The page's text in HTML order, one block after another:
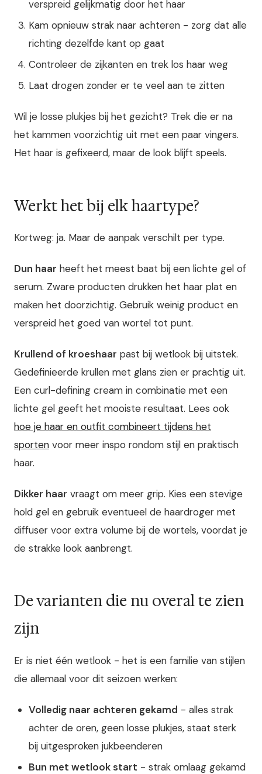
verspreid gelijkmatig door het haar
Kam opnieuw strak naar achteren - zorg dat alle
richting dezelfde kant op gaat
Controleer de zijkanten en trek los haar weg
Laat drogen zonder er te veel aan te zitten
Wil je losse plukjes bij het gezicht? Trek die er na
het kammen voorzichtig uit met een paar vingers.
Het haar is gefixeerd, maar de look blijft speels.
Werkt het bij elk haartype?
Kortweg: ja. Maar de aanpak verschilt per type.
Dun haar heeft het meest baat bij een lichte gel of
serum. Zware producten drukken het haar plat en
maken het doorzichtig. Gebruik weinig product en
verspreid het goed van wortel tot punt.
Krullend of kroeshaar past bij wetlook bij uitstek.
Gedefinieerde krullen met glans zien er prachtig uit.
Een curl-defining cream in combinatie met een
lichte gel geeft het mooiste resultaat. Lees ook
hoe je haar en outfit combineert tijdens het
sporten voor meer inspo rondom stijl en praktisch
haar.
Dikker haar vraagt om meer grip. Kies een stevige
hold gel en gebruik eventueel de haardroger met
diffuser voor extra volume bij de wortels, voordat je
de strakke look aanbrengt.
De varianten die nu overal te zien
zijn
Er is niet één wetlook - het is een familie van stijlen
die allemaal voor dit seizoen werken:
Volledig naar achteren gekamd - alles strak
achter de oren, geen losse plukjes, staat sterk
bij uitgesproken jukbeenderen
Bun met wetlook start - strak omlaag gekamd